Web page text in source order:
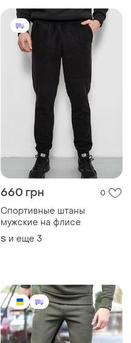
660 грн 0
Спортивные штаны
мужские на флисе
S и еще 3